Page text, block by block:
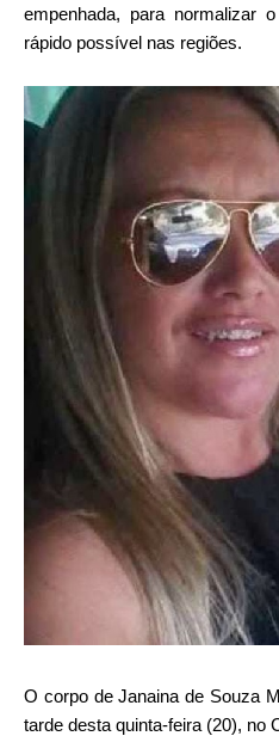
empenhada, para normalizar
rápido possível nas regiões.
O corpo de Janaina de Souza
tarde desta quinta-feira (20), no